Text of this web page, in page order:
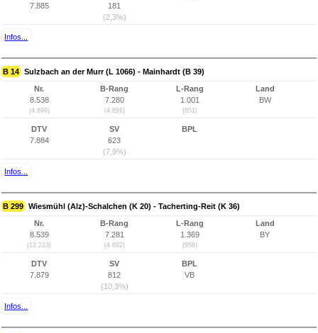
7.885
181
(2,3%)
Infos...
B 14 Sulzbach an der Murr (L 1066) - Mainhardt (B 39)
Nr.
8.538
(4.699)
B-Rang
7.280
(4.891)
L-Rang
1.001
(851)
Land
BW
DTV
7.884
SV
623
(7,9%)
BPL
Infos...
B 299 Wiesmühl (Alz)-Schalchen (K 20) - Tacherting-Reit (K 36)
Nr.
8.539
(12.223)
B-Rang
7.281
(4.892)
L-Rang
1.369
(956)
Land
BY
DTV
7.879
SV
812
(10,3%)
BPL
VB
Infos...